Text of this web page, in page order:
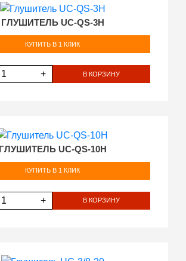
ГЛУШИТЕЛЬ UC-QS-3H
КУПИТЬ В 1 КЛИК
+ В КОРЗИНУ
ГЛУШИТЕЛЬ UC-QS-10H
КУПИТЬ В 1 КЛИК
+ В КОРЗИНУ